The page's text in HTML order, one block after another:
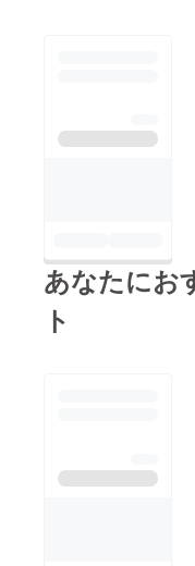
ウキ
あなたにお
ト